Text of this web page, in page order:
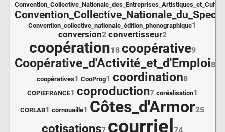
Convention_collective_nationale_édition_phonographique1
conversion2 convertisseur2
coopération18 coopérative9
Coopérative_d'Activité_et_d'Emploi8
coopératives1 CooProg1 coordination8
COPIEFRANCE1 coproduction7 coréalisation1
CORLAB1 cornouaille1 Côtes_d'Armor25
cotisations courriel